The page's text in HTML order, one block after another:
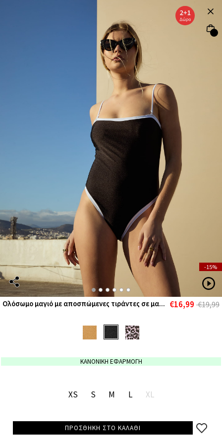
-15%
Ολόσωμο μαγιό με αποσπώμενες τιράντες σε μα... €16,99 €19,99
ΚΑΝΟΝΙΚΗ ΕΦΑΡΜΟΓΗ
XS S M L XL
ΠΡΟΣΘΗΚΗ ΣΤΟ ΚΑΛΑΘΙ